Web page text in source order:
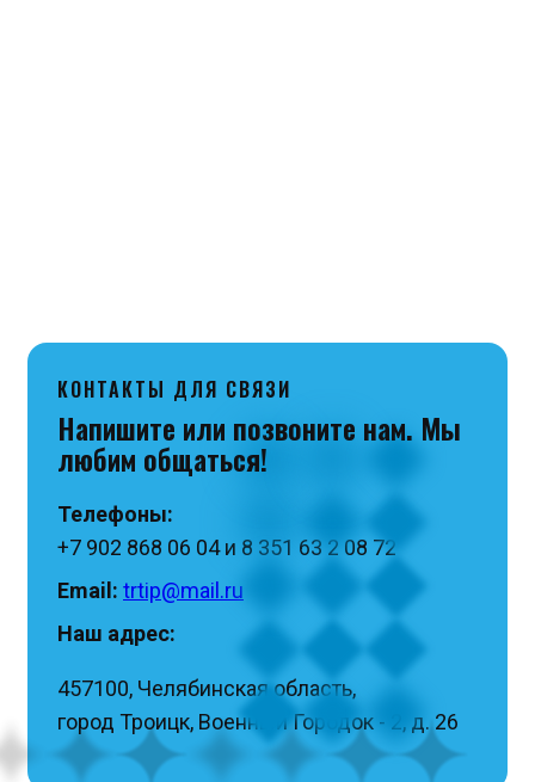
КОНТАКТЫ ДЛЯ СВЯЗИ
Напишите или позвоните нам. Мы
любим общаться!
Телефоны:
+7 902 868 06 04 и 8 351 63 2 08 72
Email: trtip@mail.ru
Наш адрес:
457100, Челябинская область,
город Троицк, Военный Городок - 2, д. 26